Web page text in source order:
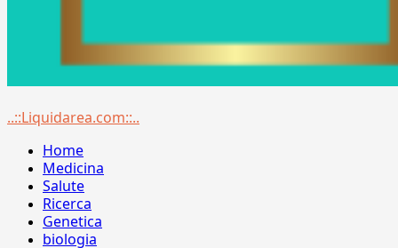
Menu
..::Liquidarea.com::..
Home
Medicina
Salute
Ricerca
Genetica
biologia